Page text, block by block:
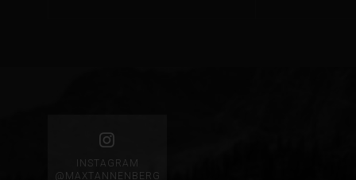
INSTAGRAM
@ MAXTANNENBERG